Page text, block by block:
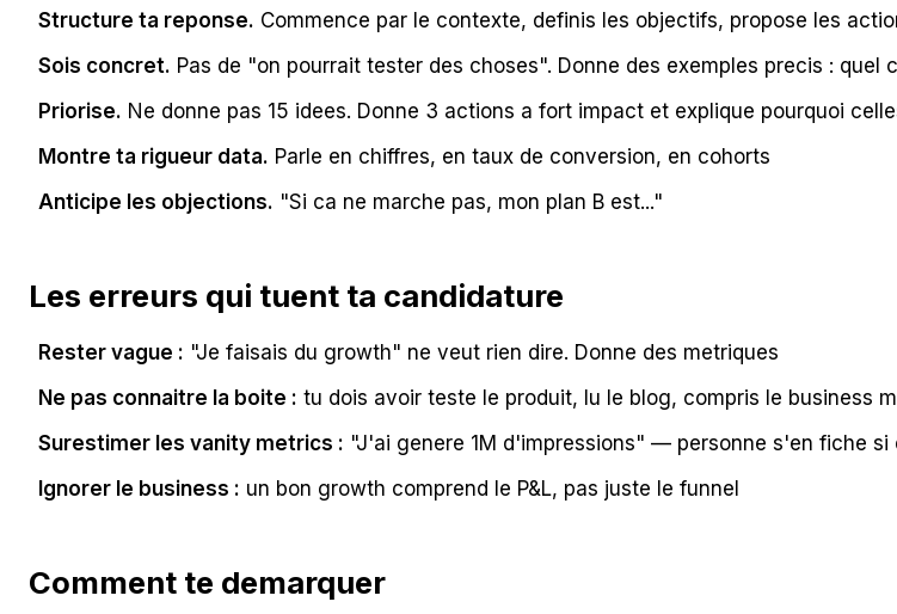
Structure ta reponse. Commence par le contexte, definis les objectifs, propose les
Sois concret. Pas de "on pourrait tester des choses". Donne des exemples precis : quel
Priorise. Ne donne pas 15 idees. Donne 3 actions a fort impact et explique pourquoi
Montre ta rigueur data. Parle en chiffres, en taux de conversion, en cohorts
Anticipe les objections. "Si ca ne marche pas, mon plan B est..."
Les erreurs qui tuent ta candidature
Rester vague : "Je faisais du growth" ne veut rien dire. Donne des metriques
Ne pas connaitre la boite : tu dois avoir teste le produit, lu le blog, compris le business
Surestimer les vanity metrics : "J'ai genere 1M d'impressions" — personne s'en fiche
Ignorer le business : un bon growth comprend le P&L, pas juste le funnel
Comment te demarquer